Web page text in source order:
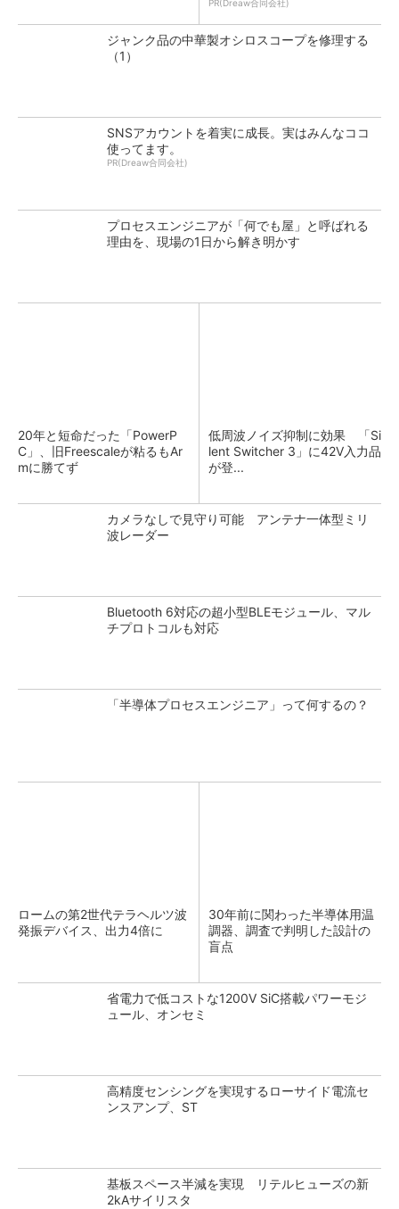
PR(Dreaw合同会社)
ジャンク品の中華製オシロスコープを修理する
（1）
SNSアカウントを着実に成長。実はみんなココ
使ってます。
PR(Dreaw合同会社)
プロセスエンジニアが「何でも屋」と呼ばれる
理由を、現場の1日から解き明かす
20年と短命だった「PowerP
C」、旧Freescaleが粘るもAr
mに勝てず
低周波ノイズ抑制に効果 「Si
lent Switcher 3」に42V入力品
が登...
カメラなしで見守り可能 アンテナ一体型ミリ
波レーダー
Bluetooth 6対応の超小型BLEモジュール、マル
チプロトコルも対応
「半導体プロセスエンジニア」って何するの？
ロームの第2世代テラヘルツ波
発振デバイス、出力4倍に
30年前に関わった半導体用温
調器、調査で判明した設計の
盲点
省電力で低コストな1200V SiC搭載パワーモジ
ュール、オンセミ
高精度センシングを実現するローサイド電流セ
ンスアンプ、ST
基板スペース半減を実現 リテルヒューズの新
2kAサイリスタ